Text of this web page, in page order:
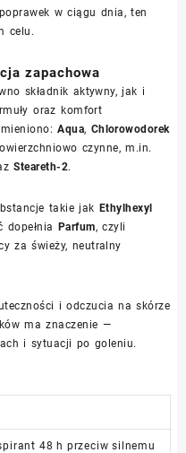
w ciągu dnia, ten
celu.
zapachowa
składnik aktywny, jak i
oraz komfort
Aqua, Chlorowodorek
czynne, m.in.
Steareth-2.
takie jak Ethylhexyl
dopełnia Parfum, czyli
za świeży, neutralny
i odczucia na skórze
ma znaczenie —
i sytuacji po goleniu.
48 h przeciw silnemu